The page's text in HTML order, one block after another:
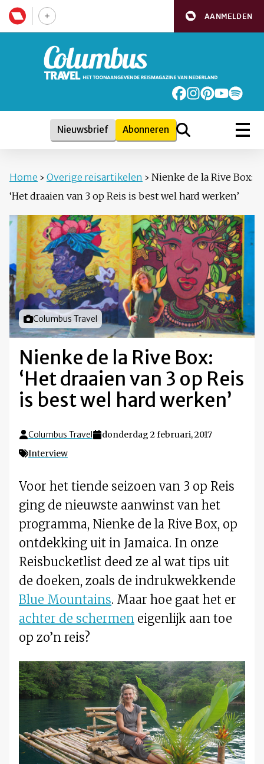
AANMELDEN
Nieuwsbrief Abonneren
Home › Overige reisartikelen › Nienke de la Rive Box:
‘Het draaien van 3 op Reis is best wel hard werken’
Foto door
Columbus Travel
Nienke de la Rive Box:
‘Het draaien van 3 op Reis
is best wel hard werken’
Columbus Travel
donderdag 2 februari, 2017
Interview
Voor het tiende seizoen van 3 op Reis
ging de nieuwste aanwinst van het
programma, Nienke de la Rive Box, op
ontdekking uit in Jamaica. In onze
Reisbucketlist deed ze al wat tips uit
de doeken, zoals de indrukwekkende
Blue Mountains. Maar hoe gaat het er
achter de schermen eigenlijk aan toe
op zo’n reis?